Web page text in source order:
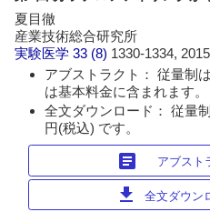
夏目徹
産業技術総合研究所
実験医学 33 (8) 1330-1334,
アブストラクト： 従量制
は基本料金に含まれます。
全文ダウンロード： 従量
円(税込) です。
article アブスト
download 全文ダウン